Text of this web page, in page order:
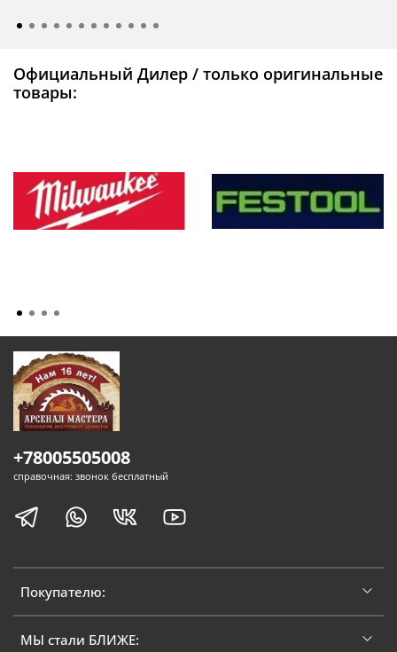
Официальный Дилер / только оригинальные
товары:
Покупателю:
МЫ стали БЛИЖЕ:
+78005505008
справочная: звонок бесплатный